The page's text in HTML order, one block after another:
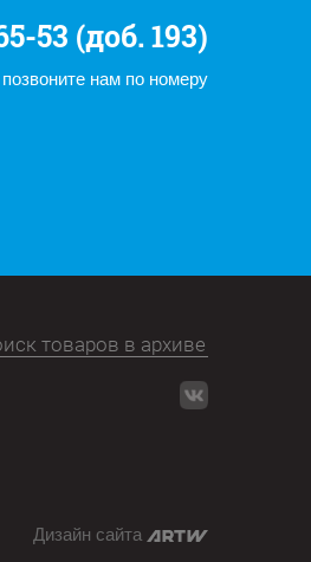
53 (доб. 193)
нам по номеру
Дизайн сайта